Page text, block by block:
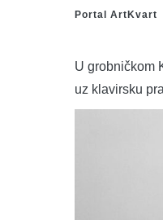
Portal ArtKvart
U grobničkom
uz klavirsku